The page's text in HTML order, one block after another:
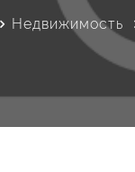
Недвижимость